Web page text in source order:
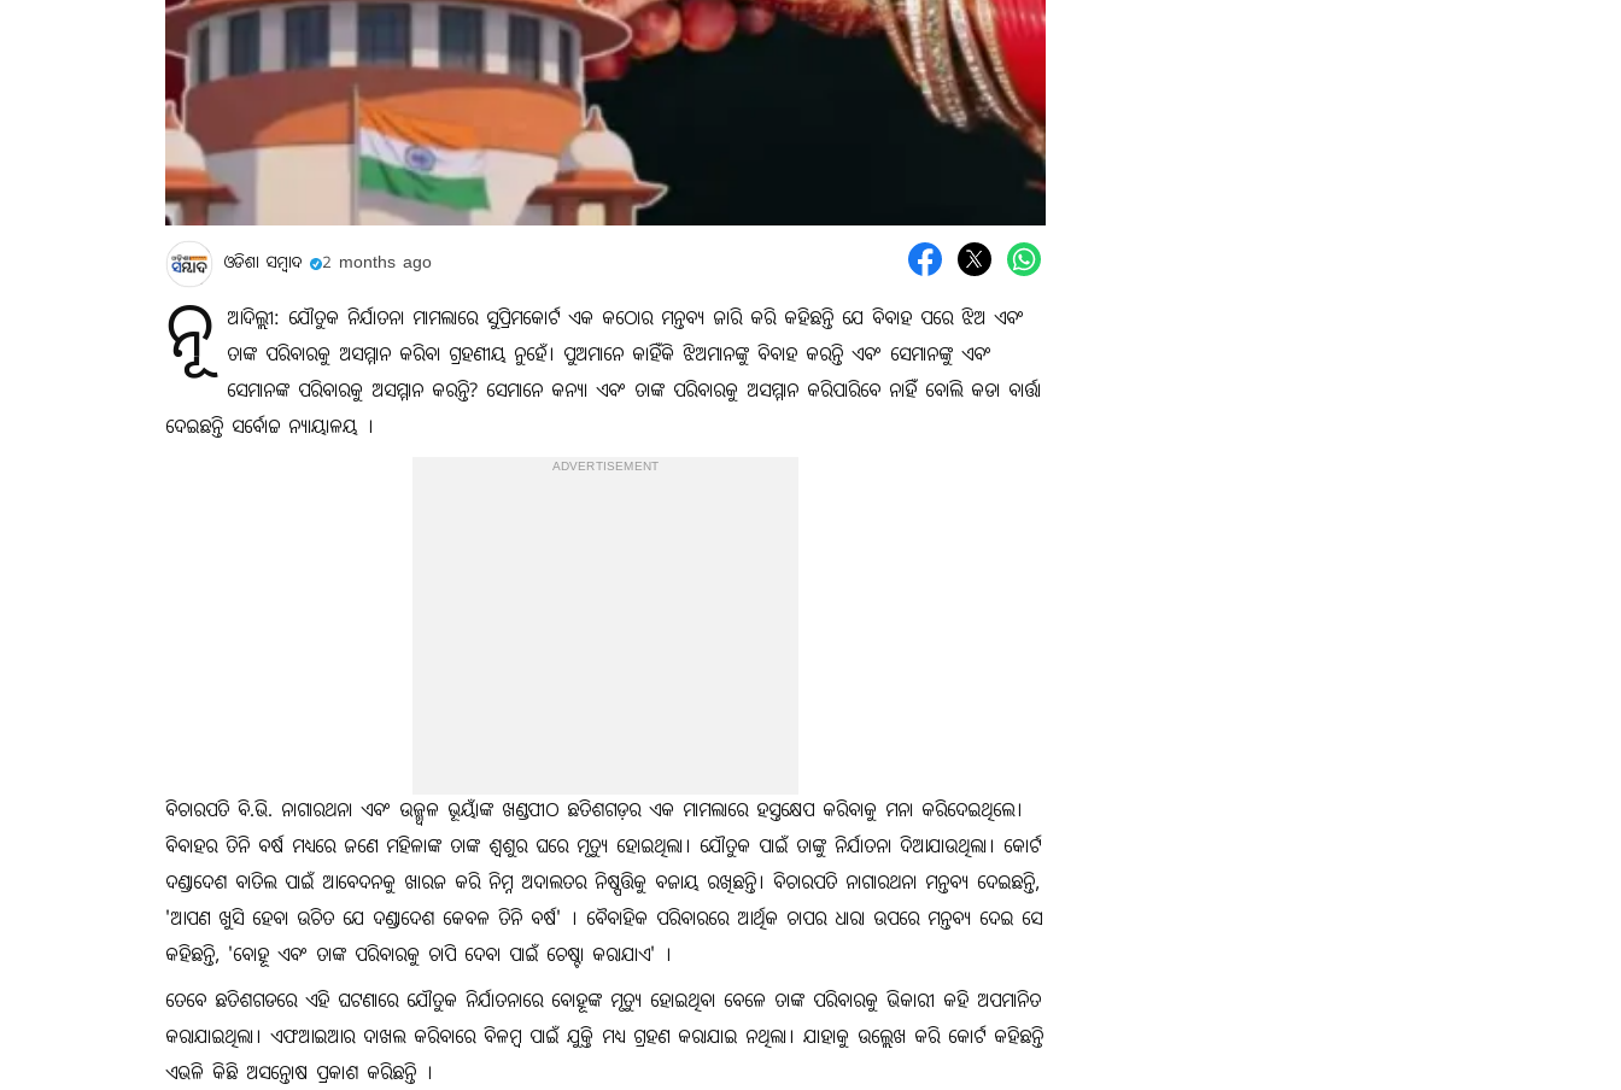
ଓଡିଶା ସମ୍ବାଦ 2 months ago
ନୂ ଆଦିଲ୍ଲୀ: ଯୌତୁକ ନିର୍ଯାତନା ମାମଲାରେ ସୁପ୍ରିମକୋର୍ଟ ଏକ କଠୋର ମନ୍ତବ୍ୟ ଜାରି କରି କହିଛନ୍ତି ଯେ ବିବାହ ପରେ ଝିଅ ଏବଂ
ତାଙ୍କ ପରିବାରକୁ ଅସମ୍ମାନ କରିବା ଗ୍ରହଣୀୟ ନୁହେଁ। ପୁଅମାନେ କାହିଁକି ଝିଅମାନଙ୍କୁ ବିବାହ କରନ୍ତି ଏବଂ ସେମାନଙ୍କୁ ଏବଂ
ସେମାନଙ୍କ ପରିବାରକୁ ଅସମ୍ମାନ କରନ୍ତି? ସେମାନେ କନ୍ୟା ଏବଂ ତାଙ୍କ ପରିବାରକୁ ଅସମ୍ମାନ କରିପାରିବେ ନାହିଁ ବୋଲି କଡା ବାର୍ତ୍ତା
ଦେଇଛନ୍ତି ସର୍ବୋଚ୍ଚ ନ୍ୟାୟାଳୟ ।
ADVERTISEMENT
ବିଚାରପତି ବି.ଭି. ନାଗାରଥନା ଏବଂ ଉଜ୍ଜ୍ୱଳ ଭୂୟାଁଙ୍କ ଖଣ୍ଡପୀଠ ଛତିଶଗଡ଼ର ଏକ ମାମଲାରେ ହସ୍ତକ୍ଷେପ କରିବାକୁ ମନା କରିଦେଇଥିଲେ।
ବିବାହର ତିନି ବର୍ଷ ମଧ୍ୟରେ ଜଣେ ମହିଳାଙ୍କ ତାଙ୍କ ଶ୍ୱଶୁର ଘରେ ମୃତ୍ୟୁ ହୋଇଥିଲା। ଯୌତୁକ ପାଇଁ ତାଙ୍କୁ ନିର୍ଯାତନା ଦିଆଯାଉଥିଲା। କୋର୍ଟ
ଦଣ୍ଡାଦେଶ ବାତିଲ ପାଇଁ ଆବେଦନକୁ ଖାରଜ କରି ନିମ୍ନ ଅଦାଲତର ନିଷ୍ପତ୍ତିକୁ ବଜାୟ ରଖିଛନ୍ତି। ବିଚାରପତି ନାଗାରଥନା ମନ୍ତବ୍ୟ ଦେଇଛନ୍ତି,
'ଆପଣ ଖୁସି ହେବା ଉଚିତ ଯେ ଦଣ୍ଡାଦେଶ କେବଳ ତିନି ବର୍ଷ' । ବୈବାହିକ ପରିବାରରେ ଆର୍ଥିକ ଚାପର ଧାରା ଉପରେ ମନ୍ତବ୍ୟ ଦେଇ ସେ
କହିଛନ୍ତି, 'ବୋହୂ ଏବଂ ତାଙ୍କ ପରିବାରକୁ ଚାପି ଦେବା ପାଇଁ ଚେଷ୍ଟା କରାଯାଏ' ।
ତେବେ ଛତିଶଗଡରେ ଏହି ଘଟଣାରେ ଯୌତୁକ ନିର୍ଯାତନାରେ ବୋହୂଙ୍କ ମୃତ୍ୟୁ ହୋଇଥିବା ବେଳେ ତାଙ୍କ ପରିବାରକୁ ଭିକାରୀ କହି ଅପମାନିତ
କରାଯାଇଥିଲା। ଏଫଆଇଆର ଦାଖଲ କରିବାରେ ବିଳମ୍ବ ପାଇଁ ଯୁକ୍ତି ମଧ୍ୟ ଗ୍ରହଣ କରାଯାଇ ନଥିଲା। ଯାହାକୁ ଉଲ୍ଲେଖ କରି କୋର୍ଟ କହିଛନ୍ତି
ଏଭଳି କିଛି ଅସନ୍ତୋଷ ପ୍ରକାଶ କରିଛନ୍ତି ।